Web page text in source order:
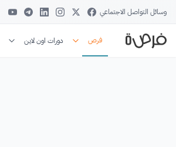
وسائل التواصل الاجتماعي
فرص دورات اون لاين